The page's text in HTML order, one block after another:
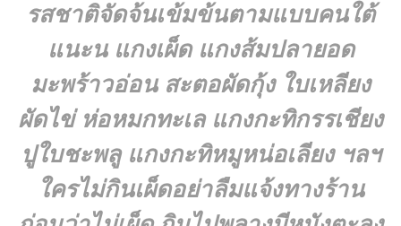
รสชาติจัดจ้นเข้มข้นตามแบบคนใต้
แนะน แกงเผ็ด แกงส้มปลายอด
มะพร้าวอ่อน สะตอผัดกุ้ง ใบเหลียง
ผัดไข่ ห่อหมกทะเล แกงกะทิกรรเชียง
ปูใบชะพลู แกงกะทิหมูหน่อเลียง ฯลฯ
ใครไม่กินเผ็ดอย่าลืมแจ้งทางร้าน